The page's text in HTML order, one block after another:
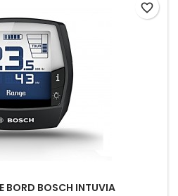
BORD BOSCH INTUVIA
favorite_border